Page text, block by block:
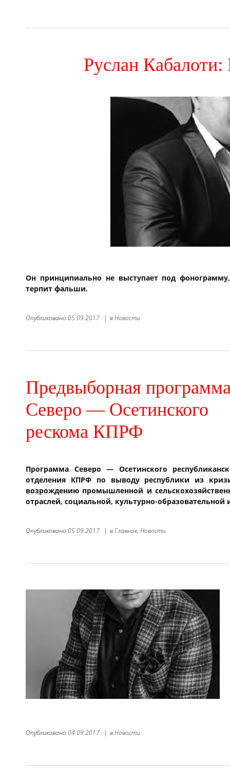
Руслан
Он принципиально не выступает под
терпит фальши.
Опубликовано 05.09.2017 | вНовости
Предвыборная
Северо — Осетинского
рескома КПРФ
Программа Северо — Осетинского
отделения КПРФ по выводу республики из
возрождению промышленной и
отраслей, социальной, культурно-образовательной
Опубликовано 05.09.2017 | вГлавное, Новости
Опубликовано 04.09.2017 | вНовости